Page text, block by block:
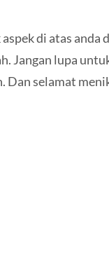
di atas
Jangan lupa
Dan selamat